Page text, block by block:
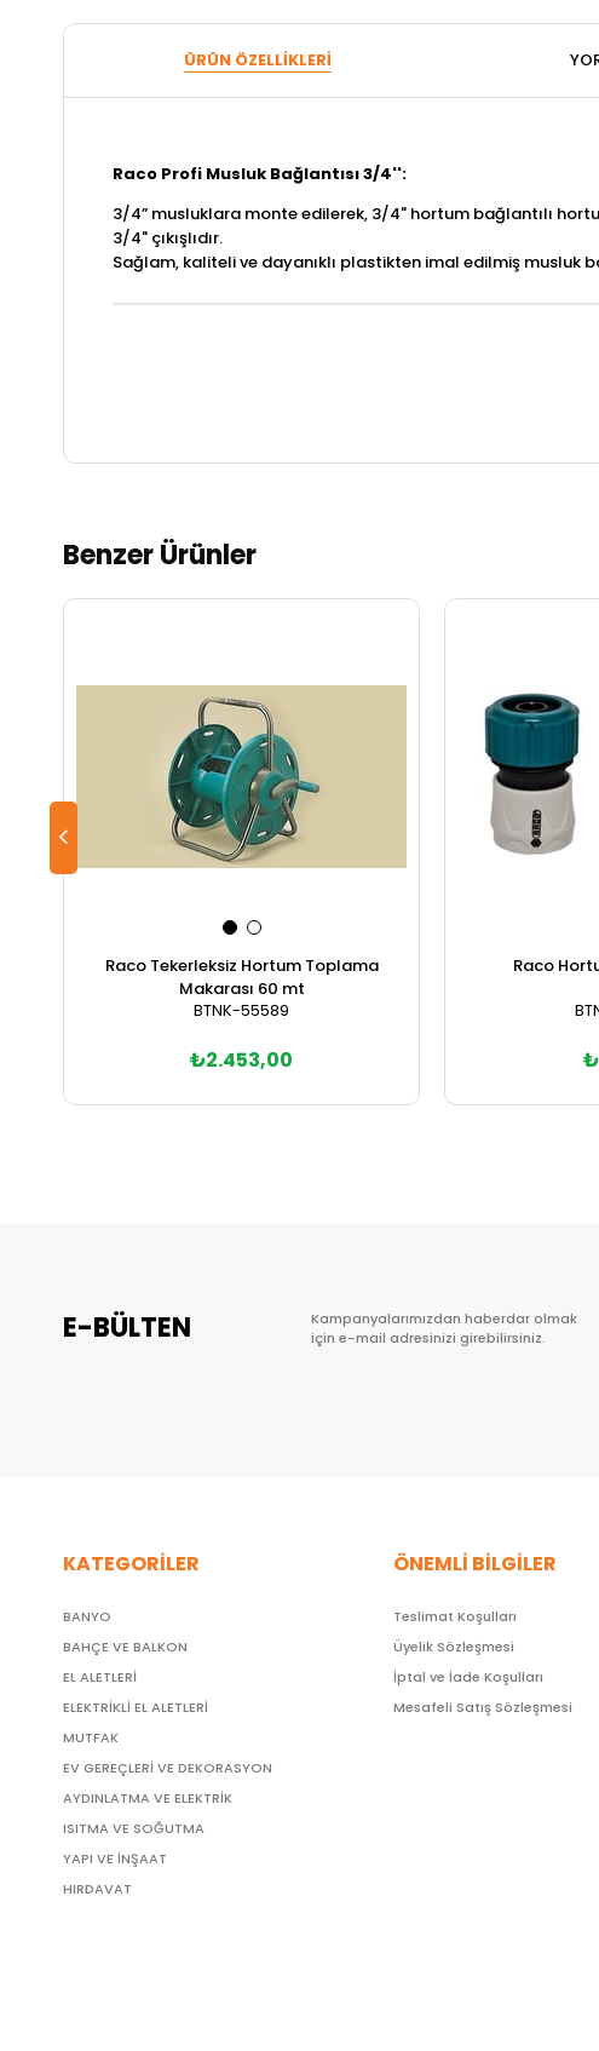
ÜRÜN ÖZELLIKLERI
Raco Profi Musluk Bağlantısı 3/4'':
3/4” musluklara monte edilerek, 3/4" hortum bağlantılı
3/4" çıkışlıdır.
Sağlam, kaliteli ve dayanıklı plastikten imal edilmiş musluk
Benzer Ürünler
Raco Tekerleksiz Hortum Toplama
Makarası 60 mt
BTNK-55589
₺2.453,00
Raco
E-BÜLTEN
Kampanyalarımızdan haberdar olmak
için e-mail adresinizi girebilirsiniz.
KATEGORİLER
BANYO
BAHÇE VE BALKON
EL ALETLERİ
ELEKTRİKLİ EL ALETLERİ
MUTFAK
EV GEREÇLERİ VE DEKORASYON
AYDINLATMA VE ELEKTRİK
ISITMA VE SOĞUTMA
YAPI VE İNŞAAT
HIRDAVAT
ÖNEMLİ BİLGİLER
Teslimat Koşulları
Üyelik Sözleşmesi
İptal ve İade Koşulları
Mesafeli Satış Sözleşmesi